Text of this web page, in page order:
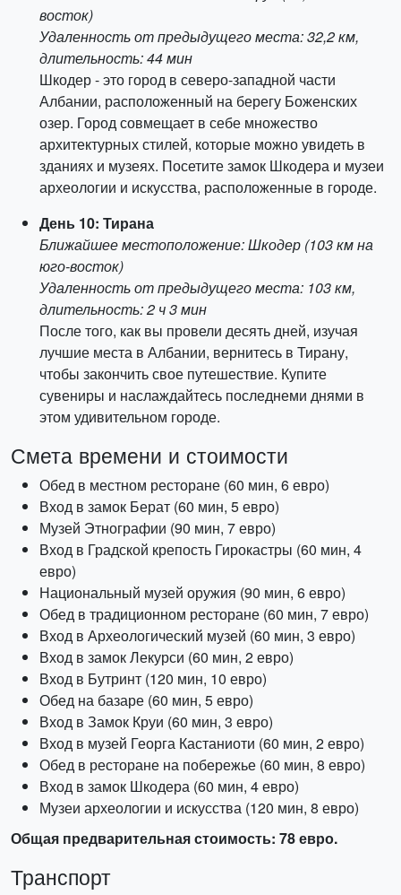
восток)
Удаленность от предыдущего места: 32,2 км,
длительность: 44 мин
Шкодер - это город в северо-западной части
Албании, расположенный на берегу Боженских
озер. Город совмещает в себе множество
архитектурных стилей, которые можно увидеть в
зданиях и музеях. Посетите замок Шкодера и музеи
археологии и искусства, расположенные в городе.
День 10: Тирана
Ближайшее местоположение: Шкодер (103 км на
юго-восток)
Удаленность от предыдущего места: 103 км,
длительность: 2 ч 3 мин
После того, как вы провели десять дней, изучая
лучшие места в Албании, вернитесь в Тирану,
чтобы закончить свое путешествие. Купите
сувениры и наслаждайтесь последнеми днями в
этом удивительном городе.
Смета времени и стоимости
Обед в местном ресторане (60 мин, 6 евро)
Вход в замок Берат (60 мин, 5 евро)
Музей Этнографии (90 мин, 7 евро)
Вход в Градской крепость Гирокастры (60 мин, 4
евро)
Национальный музей оружия (90 мин, 6 евро)
Обед в традиционном ресторане (60 мин, 7 евро)
Вход в Археологический музей (60 мин, 3 евро)
Вход в замок Лекурси (60 мин, 2 евро)
Вход в Бутринт (120 мин, 10 евро)
Обед на базаре (60 мин, 5 евро)
Вход в Замок Круи (60 мин, 3 евро)
Вход в музей Георга Кастаниоти (60 мин, 2 евро)
Обед в ресторане на побережье (60 мин, 8 евро)
Вход в замок Шкодера (60 мин, 4 евро)
Музеи археологии и искусства (120 мин, 8 евро)
Общая предварительная стоимость: 78 евро.
Транспорт